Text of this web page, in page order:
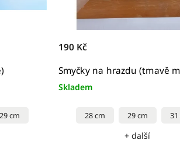
29 cm
Smyčky na hrazdu (tmavě
Skladem
190 Kč
28 cm 29 cm 31
+ další